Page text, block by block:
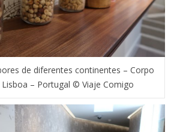
de diferentes continentes – Corpo
– Portugal © Viaje Comigo